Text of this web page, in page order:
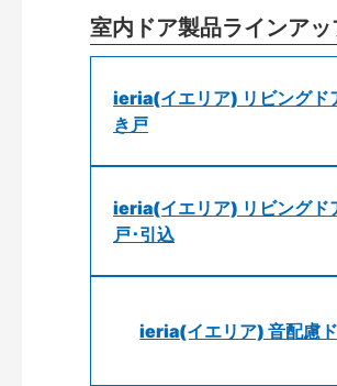
室内ドア製品ラインアッ
ieria(イエリア) リビングド
き戸
ieria(イエリア) リビングド
戸･引込
ieria(イエリア) 音配慮